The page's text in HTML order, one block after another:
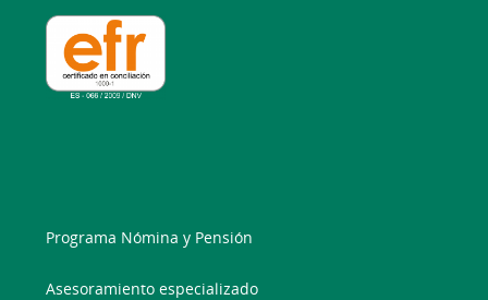
Programa Nómina y Pensión
Asesoramiento especializado